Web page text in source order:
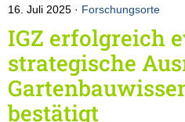
16. Juli 2025 Forschungsorte
IGZ erfolgreich
strategische
bestätigt